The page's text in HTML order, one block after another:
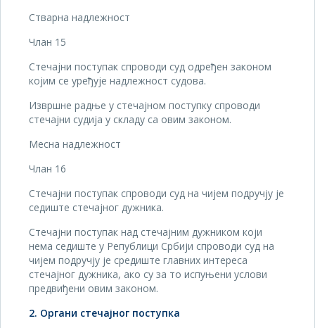
Стварна надлежност
Члан 15
Стечајни поступак спроводи суд одређен законом
којим се уређује надлежност судова.
Извршне радње у стечајном поступку спроводи
стечајни судија у складу са овим законом.
Месна надлежност
Члан 16
Стечајни поступак спроводи суд на чијем подручју је
седиште стечајног дужника.
Стечајни поступак над стечајним дужником који
нема седиште у Републици Србији спроводи суд на
чијем подручју је средиште главних интереса
стечајног дужника, ако су за то испуњени услови
предвиђени овим законом.
2. Органи стечајног поступка